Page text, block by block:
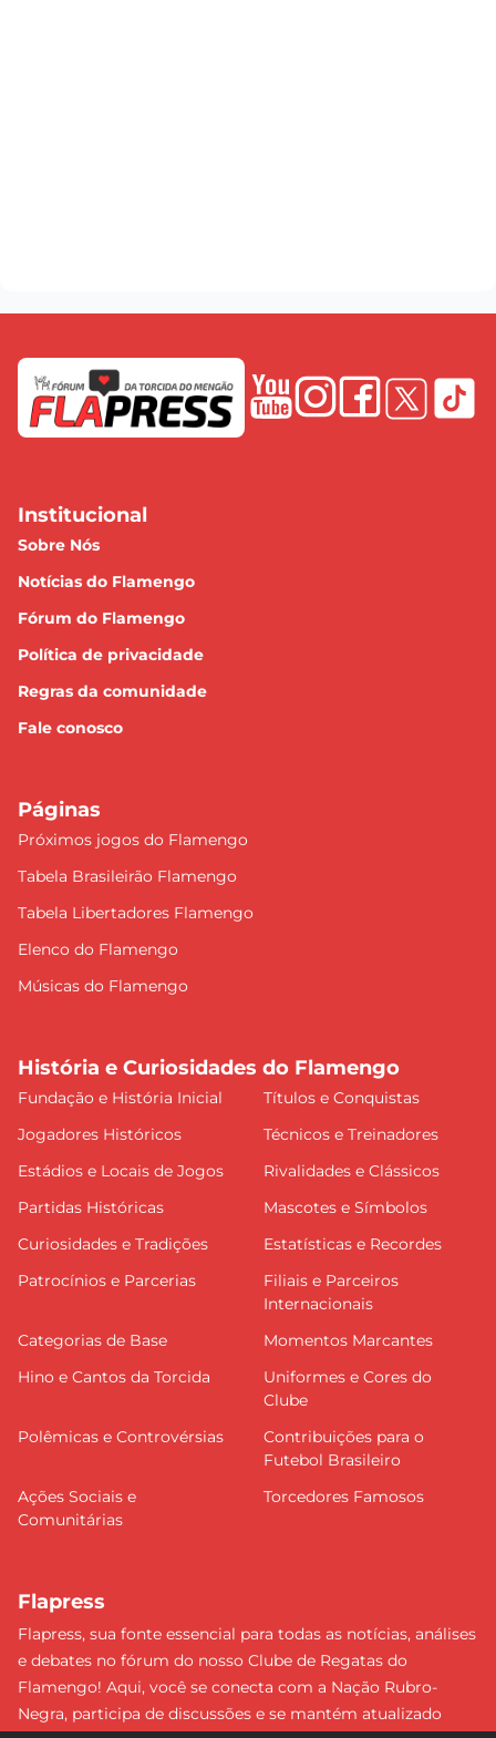
Institucional
Sobre Nós
Notícias do Flamengo
Fórum do Flamengo
Política de privacidade
Regras da comunidade
Fale conosco
Páginas
Próximos jogos do Flamengo
Tabela Brasileirão Flamengo
Tabela Libertadores Flamengo
Elenco do Flamengo
Músicas do Flamengo
História e Curiosidades do Flamengo
Fundação e História Inicial
Títulos e Conquistas
Jogadores Históricos
Técnicos e Treinadores
Estádios e Locais de Jogos
Rivalidades e Clássicos
Partidas Históricas
Mascotes e Símbolos
Curiosidades e Tradições
Estatísticas e Recordes
Patrocínios e Parcerias
Filiais e Parceiros
Internacionais
Categorias de Base
Momentos Marcantes
Hino e Cantos da Torcida
Uniformes e Cores do
Clube
Polêmicas e Controvérsias
Contribuições para o
Futebol Brasileiro
Ações Sociais e
Comunitárias
Torcedores Famosos
Flapress
Flapress, sua fonte essencial para todas as notícias, análises
e debates no fórum do nosso Clube de Regatas do
Flamengo! Aqui, você se conecta com a Nação Rubro-
Negra, participa de discussões e se mantém atualizado